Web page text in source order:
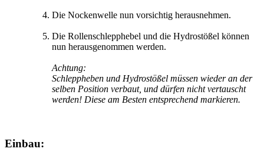
Die Nockenwelle nun vorsichtig herausnehmen.
Die Rollenschlepphebel und die Hydrostößel können
nun herausgenommen werden.
Achtung:
Schleppheben und Hydrostößel müssen wieder an der
selben Position verbaut, und dürfen nicht vertauscht
werden! Diese am Besten entsprechend markieren.
Einbau: